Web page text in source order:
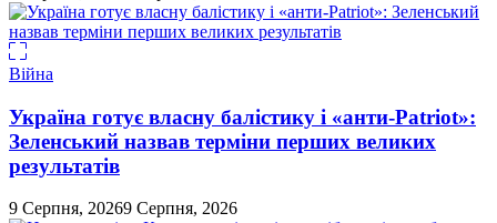
Війна
Україна готує власну балістику і «анти-Pаtriot»:
Зеленський назвав терміни перших великих
результатів
9 Серпня, 20269 Серпня, 2026